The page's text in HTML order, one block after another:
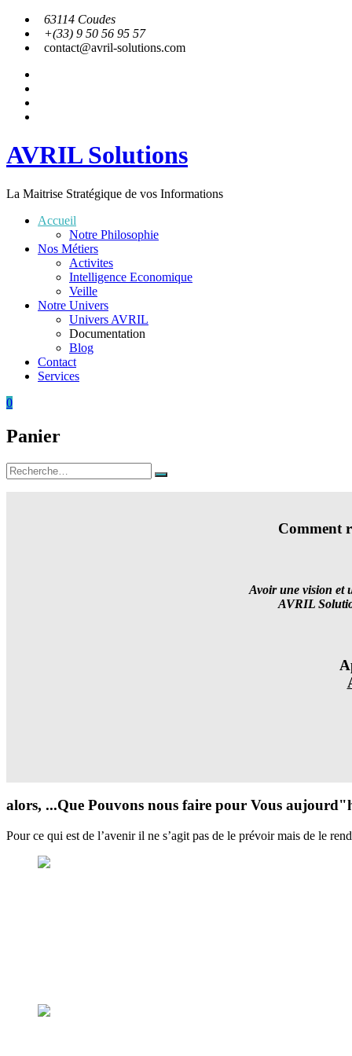
Aller
contenu
63114 Coudes
+(33) 9 50 56 95 57
contact@avril-solutions.com
AVRIL Solutions
La Maitrise Stratégique de vos Informations
Accueil
Notre Philosophie
Nos Métiers
Activites
Intelligence Economique
Veille
Notre Univers
Univers AVRIL
Documentation
Blog
Contact
Services
0
Panier
Rechercher
:
Rechercher
Comment
Avoir une vision et
AVRIL
alors, ...Que Pouvons nous faire pour Vous
Pour ce qui est de l’avenir il ne s’agit pas de le prévoir mais de le